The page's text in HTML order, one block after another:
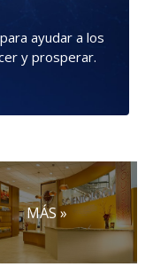
ayudar a los
y prosperar.
MÁS »